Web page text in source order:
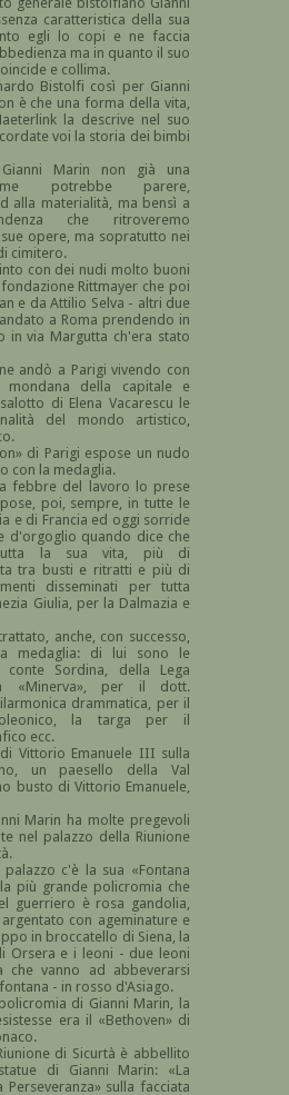
caratteristica della sua
egli lo copi e ne faccia
ma in quanto il suo
e collima.
Bistolfi così per Gianni
è che una forma della vita,
la descrive nel suo
voi la storia dei bimbi
Marin non già una
potrebbe parere,
alla materialità, ma bensì a
che ritroveremo
sue opere, ma sopratutto nei
cimitero.
con dei nudi molto buoni
Rittmayer che poi
e da Attilio Selva - altri due
a Roma prendendo in
in via Margutta ch'era stato
andò a Parigi vivendo con
mondana della capitale e
di Elena Vacarescu le
del mondo artistico,
di Parigi espose un nudo
con la medaglia.
febbre del lavoro lo prese
poi, sempre, in tutte le
e di Francia ed oggi sorride
d'orgoglio quando dice che
la sua vita, più di
tra busti e ritratti e più di
disseminati per tutta
Giulia, per la Dalmazia e
anche, con successo,
medaglia: di lui sono le
Sordina, della Lega
«Minerva», per il dott.
drammatica, per il
la targa per il
ecc.
Vittorio Emanuele III sulla
un paesello della Val
busto di Vittorio Emanuele,
Marin ha molte pregevoli
nel palazzo della Riunione
c'è la sua «Fontana
più grande policromia che
guerriero è rosa gandolia,
con ageminature e
in broccatello di Siena, la
Orsera e i leoni - due leoni
che vanno ad abbeverarsi
- in rosso d'Asiago.
di Gianni Marin, la
era il «Bethoven» di
di Sicurtà è abbellito
di Gianni Marin: «La
Perseveranza» sulla facciata